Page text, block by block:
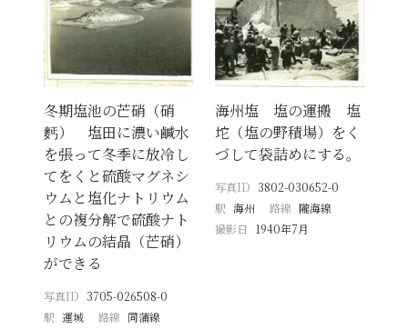
冬期塩池の芒硝（硝
麫） 塩田に濃い鹹水
を張って冬季に放冷し
てをくと硫酸マグネシ
ウムと塩化ナトリウム
との複分解で硫酸ナト
リウムの結晶（芒硝）
ができる
写真ID 3705-026508-0
駅 運城 路線 同蒲線
海州塩 塩の運搬 塩
坨（塩の野積場）をく
づして袋詰めにする。
写真ID 3802-030652-0
駅 海州 路線 隴海線
撮影日
1940年7月